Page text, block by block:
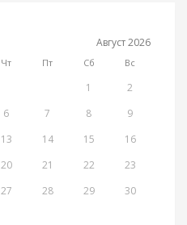
Август 2026
Чт Пт Сб Вс
1
2
6 7 8
9
13 14 15
16
20 21 22
23
27 28 29
30